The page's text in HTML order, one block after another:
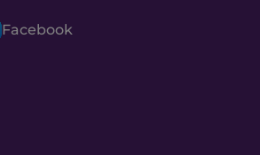
Facebook